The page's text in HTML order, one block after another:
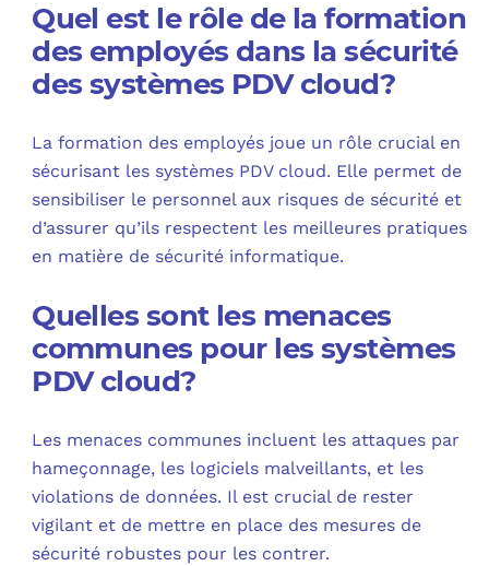
Quel est le rôle de la formation
des employés dans la sécurité
des systèmes PDV cloud?
La formation des employés joue un rôle crucial en
sécurisant les systèmes PDV cloud. Elle permet de
sensibiliser le personnel aux risques de sécurité et
d’assurer qu’ils respectent les meilleures pratiques
en matière de sécurité informatique.
Quelles sont les menaces
communes pour les systèmes
PDV cloud?
Les menaces communes incluent les attaques par
hameçonnage, les logiciels malveillants, et les
violations de données. Il est crucial de rester
vigilant et de mettre en place des mesures de
sécurité robustes pour les contrer.